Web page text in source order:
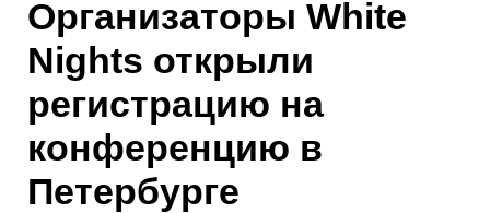
Организаторы White
Nights открыли
регистрацию на
конференцию в
Петербурге